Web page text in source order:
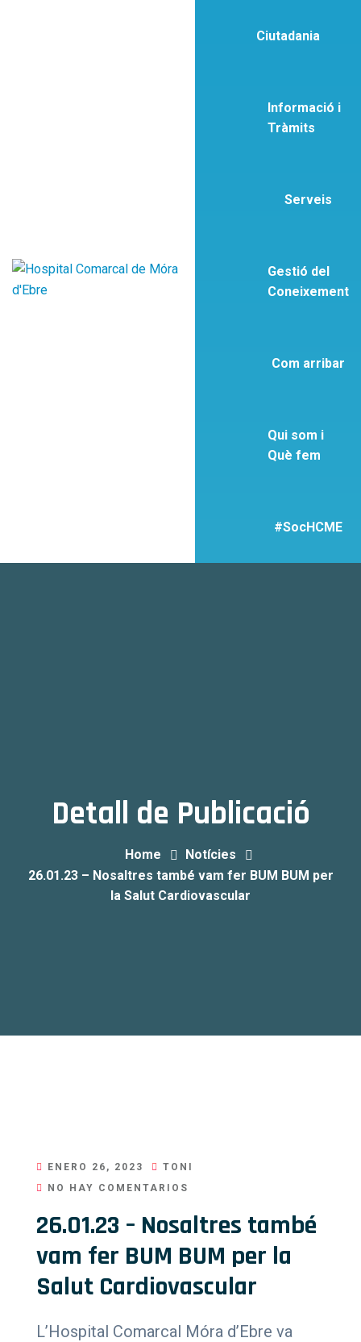
Ciutadania
Informació i
Tràmits
Serveis
Gestió del
Coneixement
Com arribar
Qui som i
Què fem
#SocHCME
Detall de Publicació
Home
Notícies
26.01.23 – Nosaltres també vam fer BUM BUM per
la Salut Cardiovascular
ENERO 26, 2023
TONI
NO HAY COMENTARIOS
26.01.23 – Nosaltres també
vam fer BUM BUM per la
Salut Cardiovascular
L’Hospital Comarcal Móra d’Ebre va